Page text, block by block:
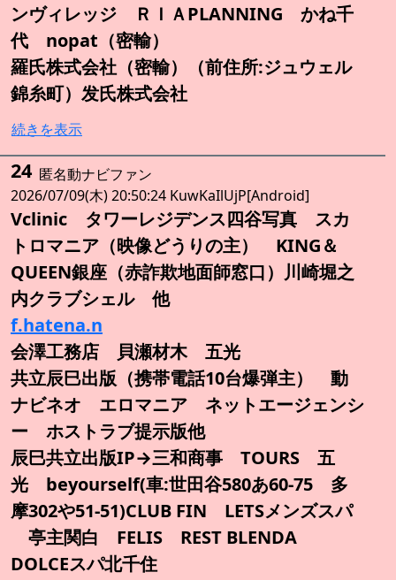
ンヴィレッジ ＲＩＡPLANNING かね千
代 nopat（密輸）
羅氏株式会社（密輸）（前住所:ジュウェル
錦糸町）发氏株式会社
続きを表示
24 匿名動ナビファン
2026/07/09(木) 20:50:24 KuwKaIlUjP[Android]
Vclinic タワーレジデンス四谷写真 スカ
トロマニア（映像どうりの主） KING＆
QUEEN銀座（赤詐欺地面師窓口）川崎堀之
内クラブシェル 他
f.hatena.n
会澤工務店 貝瀬材木 五光
共立辰巳出版（携帯電話10台爆弾主） 動
ナビネオ エロマニア ネットエージェンシ
ー ホストラブ提示版他
辰巳共立出版IP→三和商事 TOURS 五
光 beyourself(車:世田谷580あ60-75 多
摩302や51-51)CLUB FIN LETSメンズスパ
亭主関白 FELIS REST BLENDA
DOLCEスパ北千住